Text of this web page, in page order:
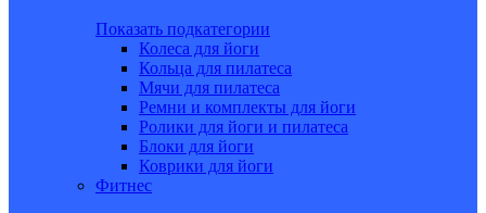
Показать подкатегории
Колеса для йоги
Кольца для пилатеса
Мячи для пилатеса
Ремни и комплекты для йоги
Ролики для йоги и пилатеса
Блоки для йоги
Коврики для йоги
Фитнес